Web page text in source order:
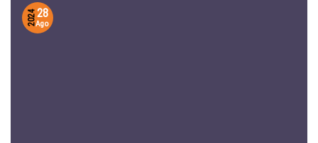
28
Ago
2024